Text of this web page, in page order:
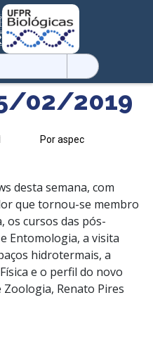
02/2019
Por aspec
desta semana, com
que tornou-se membro
os cursos das pós-
Entomologia, a visita
hidrotermais, a
e o perfil do novo
Renato Pires